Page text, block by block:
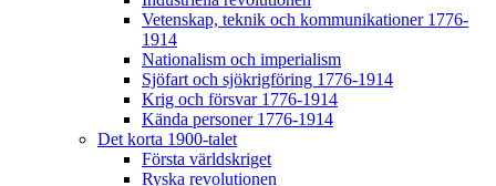
Vetenskap, teknik och kommunikationer 1776-
1914
Nationalism och imperialism
Sjöfart och sjökrigföring 1776-1914
Krig och försvar 1776-1914
Kända personer 1776-1914
Det korta 1900-talet
Första världskriget
Ryska revolutionen